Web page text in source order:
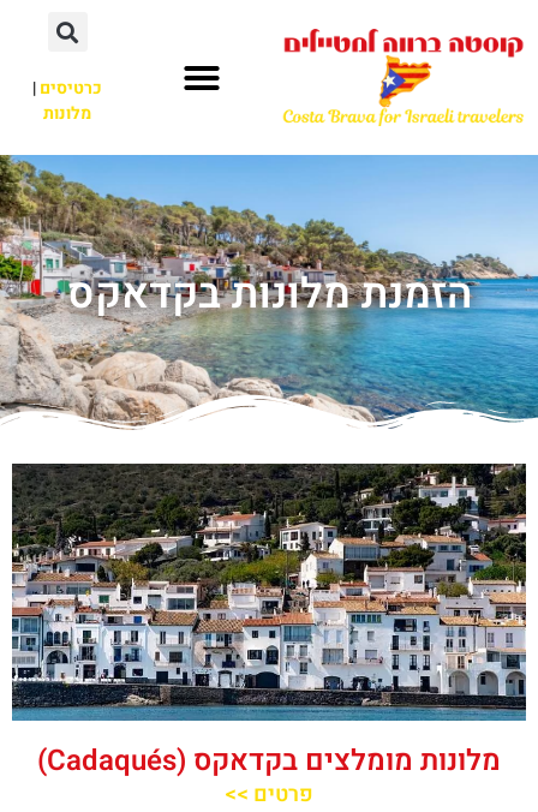
כרטיסים|
מלונות
הזמנת מלונות בקדאקס
מלונות מומלצים בקדאקס (Cadaqués)
פרטים >>